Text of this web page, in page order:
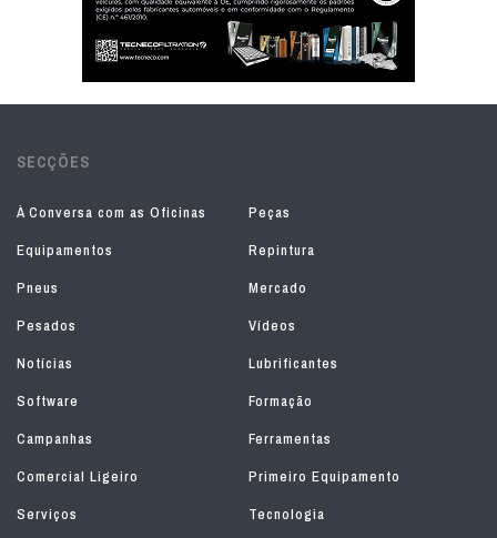
SECÇÕES
À Conversa com as Oficinas
Peças
Equipamentos
Repintura
Pneus
Mercado
Pesados
Vídeos
Notícias
Lubrificantes
Software
Formação
Campanhas
Ferramentas
Comercial Ligeiro
Primeiro Equipamento
Serviços
Tecnologia